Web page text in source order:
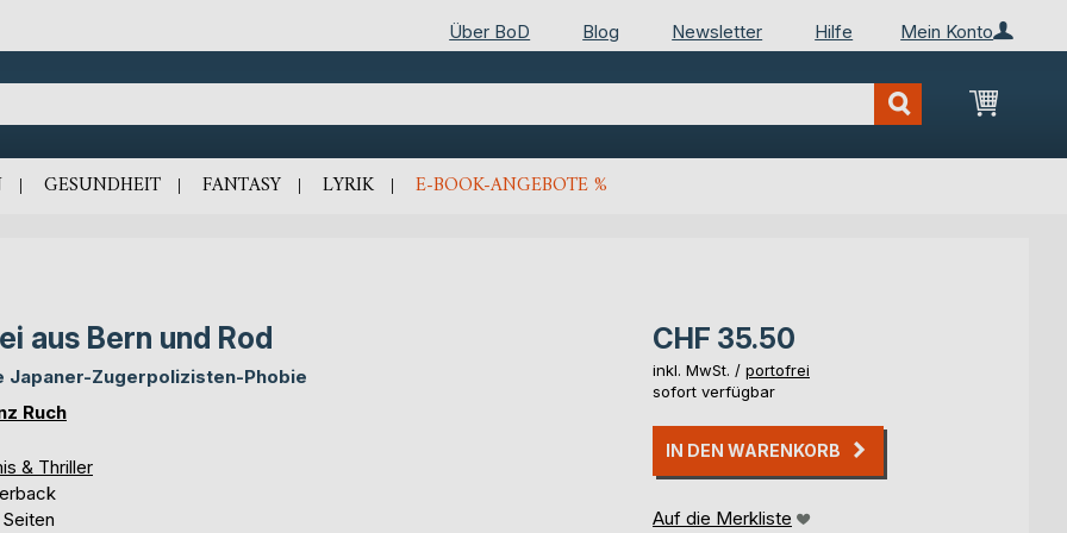
Mein Konto
Über BoD Blog Newsletter Hilfe
Mein
GESUNDHEIT FANTASY LYRIK E-BOOK-ANGEBOTE %
aus Bern und Rod
Japaner-Zugerpolizisten-Phobie
Ruch
& Thriller
CHF 35.50
inkl. MwSt. / portofrei
sofort verfügbar
IN DEN WARENKORB
Auf die Merkliste